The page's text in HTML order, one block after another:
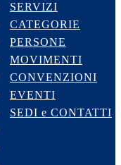
SERVIZI
CATEGORIE
PERSONE
MOVIMENTI
CONVENZIONI
EVENTI
SEDI e CONTATTI